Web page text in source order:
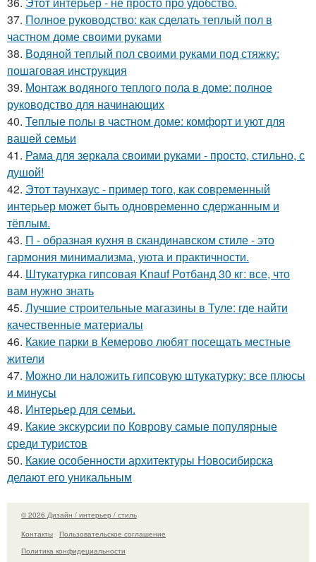
37. Полное руководство: как сделать теплый пол в
частном доме своими руками
38. Водяной теплый пол своими руками под стяжку:
пошаговая инструкция
39. Монтаж водяного теплого пола в доме: полное
руководство для начинающих
40. Теплые полы в частном доме: комфорт и уют для
вашей семьи
41. Рама для зеркала своими руками - просто, стильно, с
душой!
42. Этот таунхаус - пример того, как современный
интерьер может быть одновременно сдержанным и
тёплым.
43. П - образная кухня в скандинавском стиле - это
гармония минимализма, уюта и практичности.
44. Штукатурка гипсовая Knauf Ротбанд 30 кг: все, что
вам нужно знать
45. Лучшие строительные магазины в Туле: где найти
качественные материалы
46. Какие парки в Кемерово любят посещать местные
жители
47. Можно ли наложить гипсовую штукатурку: все плюсы
и минусы
48. Интерьер для семьи.
49. Какие экскурсии по Коврову самые популярные
среди туристов
50. Какие особенности архитектуры Новосибирска
делают его уникальным
© 2026 Дизайн / интерьер / стиль
Контакты
Пользовательское соглашение
Политика конфидециальности